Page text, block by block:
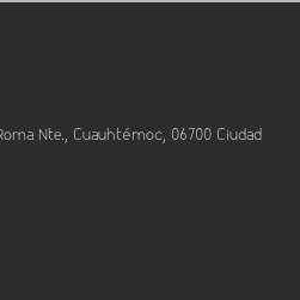
Nte., Cuauhtémoc, 06700 Ciudad